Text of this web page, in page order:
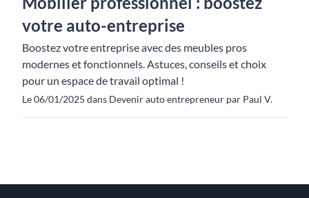
votre auto-entreprise
Boostez votre entreprise avec des meubles pros
modernes et fonctionnels. Astuces, conseils et choix
pour un espace de travail optimal !
Le 06/01/2025 dans Devenir auto entrepreneur par Paul V.